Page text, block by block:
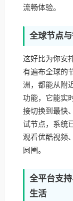
流畅体验。
全球节点
这好比为你安
有遍布全球的
洲，都能从附
功能，它能实
接切换到最快
试节点，系统
观看优酷视频
圆圈。
全平台支
生活